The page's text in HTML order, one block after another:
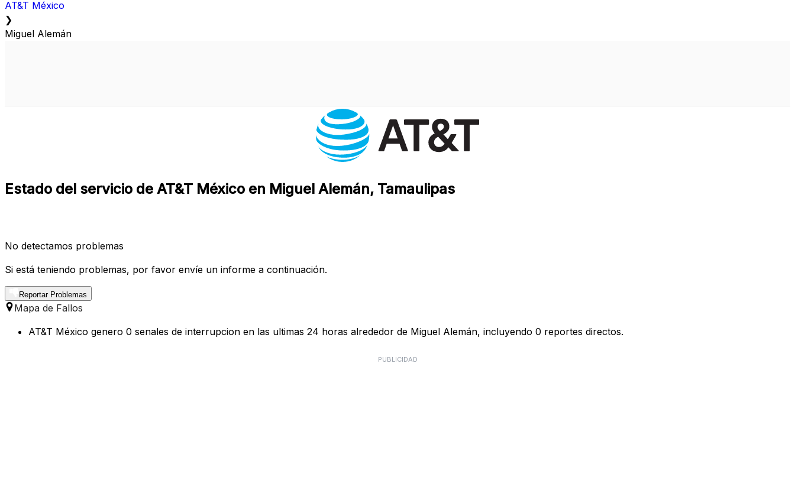
AT&T México
❯
Miguel Alemán
Estado del servicio de AT&T México en Miguel Alemán, Tamaulipas
No detectamos problemas
Si está teniendo problemas, por favor envíe un informe a continuación.
Reportar Problemas
Mapa de Fallos
AT&T México genero 0 senales de interrupcion en las ultimas 24 horas alrededor de Miguel Alemán, incluyendo 0 reportes directos.
PUBLICIDAD